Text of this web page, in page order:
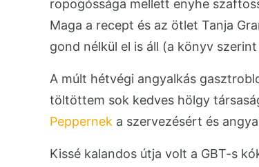
ropogóssága mellett enyhe
Maga a recept és az ötlet Tanja
gond nélkül el is áll (a könyv
A múlt hétvégi angyalkás
töltöttem sok kedves hölgy
Peppernek a szervezésért és
Kissé kalandos útja volt a GBT-s